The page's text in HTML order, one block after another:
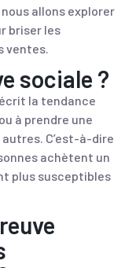
allons explorer
briser les
ventes.
sociale ?
la tendance
à prendre une
C’est-à-dire
achètent un
plus susceptibles